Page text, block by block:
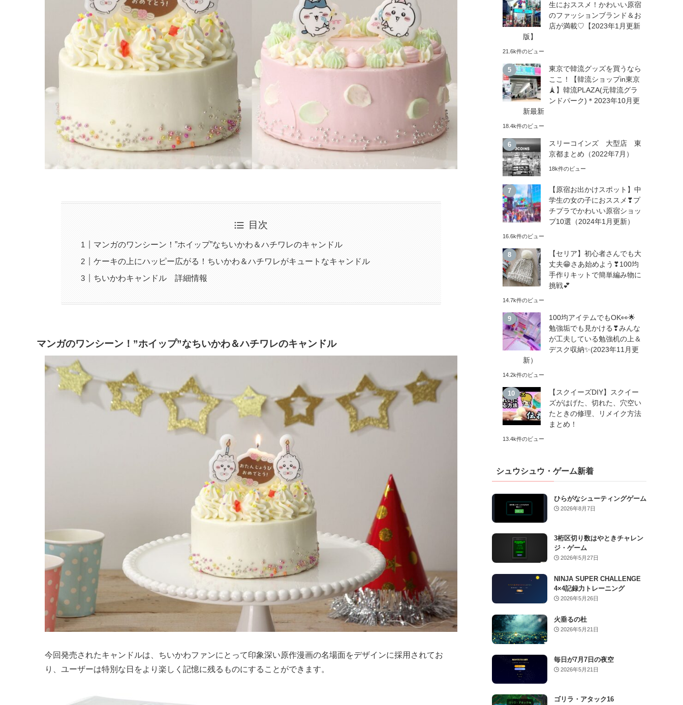
目次
マンガのワンシーン！”ホイップ”なちいかわ＆ハチワレのキャンドル
ケーキの上にハッピー広がる！ちいかわ＆ハチワレがキュートなキャンドル
ちいかわキャンドル 詳細情報
マンガのワンシーン！”ホイップ”なちいかわ＆ハチワレのキャンドル
今回発売されたキャンドルは、ちいかわファンにとって印象深い原作漫画の名場面をデザインに採用されてお
り、ユーザーは特別な日をより楽しく記憶に残るものにすることができます。
生におススメ！かわいい原宿
のファッションブランド＆お
店が満載♡【2023年1月更新
版】
21.6k件のビュー
東京で韓流グッズを買うなら
ここ！【韓流ショップin東京
🗼】韓流PLAZA(元韓流グラ
ンドパーク)＊2023年10月更
新最新
18.4k件のビュー
スリーコインズ 大型店 東
京都まとめ（2022年7月）
18k件のビュー
【原宿お出かけスポット】中
学生の女の子におススメ❣プ
チプラでかわいい原宿ショッ
プ10選（2024年1月更新）
16.6k件のビュー
【セリア】初心者さんでも大
丈夫😁さあ始めよう❣100均
手作りキットで簡単編み物に
挑戦💕
14.7k件のビュー
100均アイテムでもOK👀🌟
勉強垢でも見かける❣みんな
が工夫している勉強机の上＆
デスク収納✨(2023年11月更
新）
14.2k件のビュー
【スクイーズDIY】スクイー
ズがはげた、切れた、穴空い
たときの修理、リメイク方法
まとめ！
13.4k件のビュー
シュウシュウ・ゲーム新着
ひらがなシューティングゲーム
2026年8月7日
3桁区切り数はやときチャレン
ジ・ゲーム
2026年5月27日
NINJA SUPER CHALLENGE
4×4記録力トレーニング
2026年5月26日
火垂るの杜
2026年5月21日
毎日が7月7日の夜空
2026年5月21日
ゴリラ・アタック16